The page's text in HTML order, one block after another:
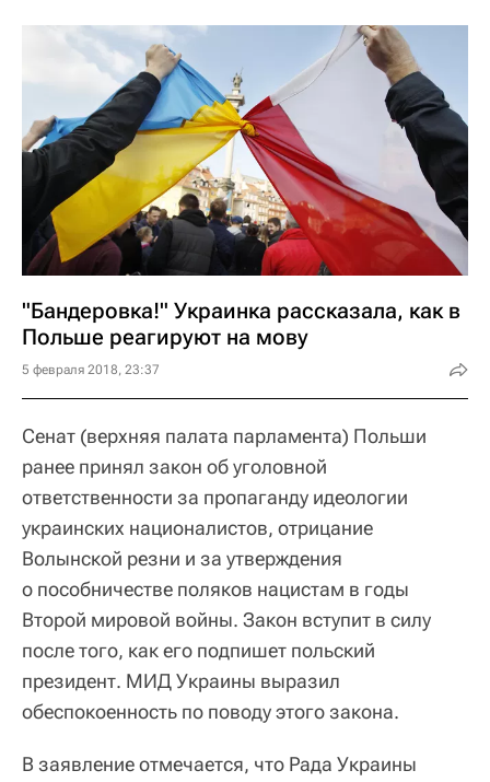
"Бандеровка!" Украинка рассказала, как в
Польше реагируют на мову
5 февраля 2018, 23:37
Сенат (верхняя палата парламента) Польши
ранее принял закон об уголовной
ответственности за пропаганду идеологии
украинских националистов, отрицание
Волынской резни и за утверждения
о пособничестве поляков нацистам в годы
Второй мировой войны. Закон вступит в силу
после того, как его подпишет польский
президент. МИД Украины выразил
обеспокоенность по поводу этого закона.
В заявление отмечается, что Рада Украины